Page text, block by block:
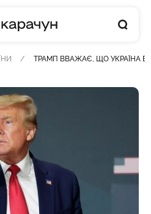
ТРАМП ВВАЖАЄ, ЩО УКРАЇНА